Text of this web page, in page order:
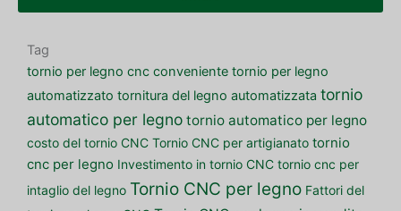
Tag
tornio per legno cnc conveniente tornio per legno
automatizzato tornitura del legno automatizzata tornio
automatico per legno tornio automatico per legno
costo del tornio CNC Tornio CNC per artigianato tornio
cnc per legno Investimento in tornio CNC tornio cnc per
intaglio del legno Tornio CNC per legno Fattori del